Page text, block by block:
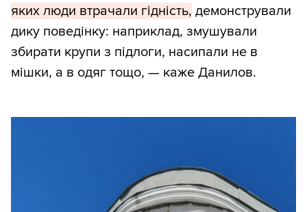
яких люди втрачали гідність, демонстрували
дику поведінку: наприклад, змушували
збирати крупи з підлоги, насипали не в
мішки, а в одяг тощо, — каже Данилов.